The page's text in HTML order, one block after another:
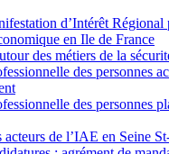
d’Intérêt Régional
en Ile de France
des métiers de la
des personnes
des personnes
acteurs de l’IAE en Seine